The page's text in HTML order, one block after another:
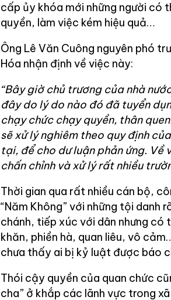
cấp ủy khóa mới những người có
quyền, làm việc kém hiệu quả…
Ông Lê Văn Cuông nguyên phó
Hóa nhận định về việc này:
“Bây giờ chủ trương của nhà
đây do lý do nào đó đã tuyển
chạy chức chạy quyền, thân
sẽ xử lý nghiêm theo quy định
tại, để cho dư luận phản ứng. Về
chấn chỉnh và xử lý rất nhiều
Thời gian qua rất nhiều cán bộ,
“Năm Không” với những tội danh
chánh, tiếp xúc với dân nhưng
khăn, phiền hà, quan liêu, vô
chưa thấy ai bị kỷ luật được báo
Thói cậy quyền của quan chức
cha” ở khắp các lãnh vực trong